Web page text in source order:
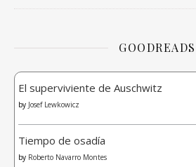
GOODREADS
El superviviente de Auschwitz
by Josef Lewkowicz
Tiempo de osadía
by Roberto Navarro Montes